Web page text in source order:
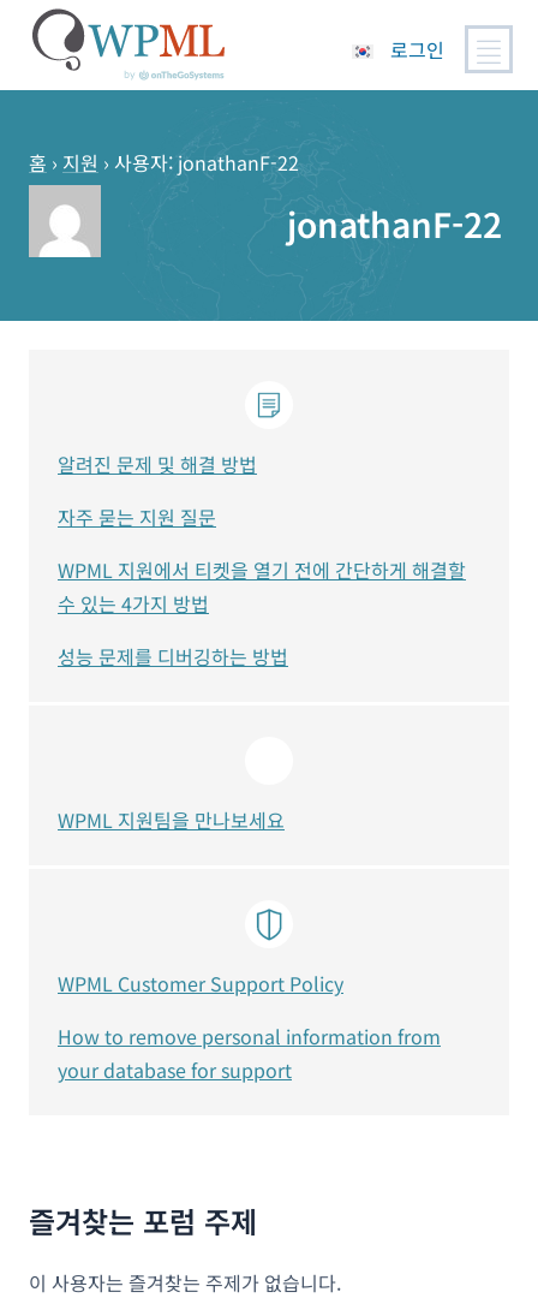
로그인
홈 › 지원 › 사용자: jonathanF-22
jonathanF-22
즐겨찾는 포럼 주제
이 사용자는 즐겨찾는 주제가 없습니다.
알려진 문제 및 해결 방법
자주 묻는 지원 질문
WPML 지원에서 티켓을 열기 전에 간단하게 해결할
수 있는 4가지 방법
성능 문제를 디버깅하는 방법
WPML 지원팀을 만나보세요
WPML Customer Support Policy
How to remove personal information from
your database for support